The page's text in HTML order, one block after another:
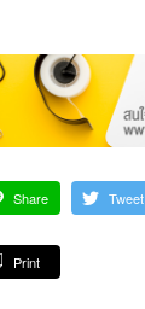
Share Tweet
Print